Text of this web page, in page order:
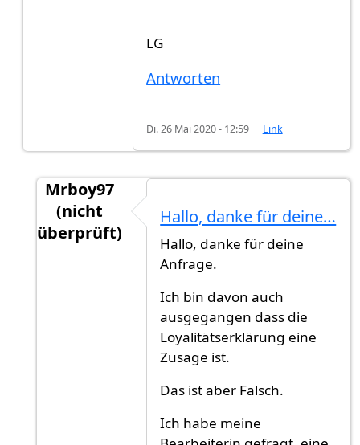
LG
Antworten
Di. 26 Mai 2020 - 12:59 Link
Mrboy97
(nicht
überprüft)
Hast du explizit eine…von
Hallo, danke für deine…
Hallo, danke für deine
Anfrage.
Ich bin davon auch
ausgegangen dass die
Loyalitätserklärung eine
Zusage ist.
Das ist aber Falsch.
Ich habe meine